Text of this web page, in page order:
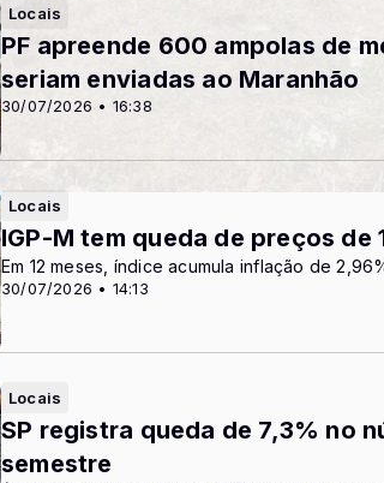
Locais
30/07/2026 • 16:38
PF apreende 600 ampolas de
seriam enviadas ao Maranhão
Locais
30/07/2026 • 14:13
IGP-M tem queda de preços de
Em 12 meses, índice acumula inflação de
Locais
SP registra queda de 7,3% no
semestre